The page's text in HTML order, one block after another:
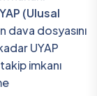
(Ulusal
dava dosyasını
UYAP
imkanı